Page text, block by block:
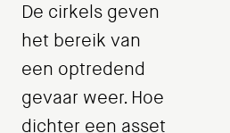
De cirkels geven
het bereik van
een optredend
gevaar weer. Hoe
dichter een asset